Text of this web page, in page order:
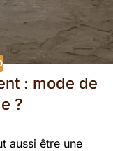
: mode de
?
aussi être une